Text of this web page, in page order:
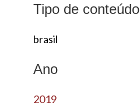
Tipo de conteúdo
brasil
Ano
2019